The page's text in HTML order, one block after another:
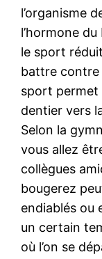
l’organisme
l’hormone
le sport
battre contre
sport permet
dentier vers
Selon la
vous allez
collègues
bougerez
endiablés ou
un certain
où l’on se